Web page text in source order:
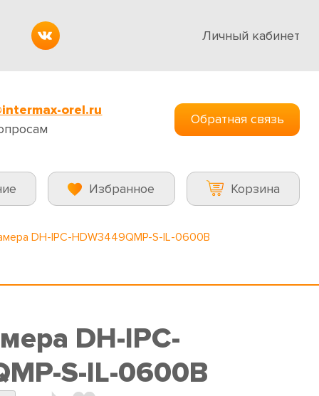
Личный кабинет
orel.ru
Обратная связь
Избранное Корзина
DH-IPC-HDW3449QMP-S-IL-0600B
DH-IPC-
S-IL-0600B